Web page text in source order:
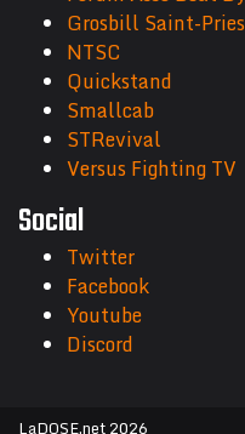
Grosbill Saint-
NTSC
Quickstand
Smallcab
STRevival
Versus Fighting TV
Social
Twitter
Facebook
Youtube
Discord
LaDOSE.net 2026